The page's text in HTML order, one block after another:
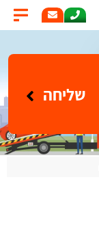
שליחה